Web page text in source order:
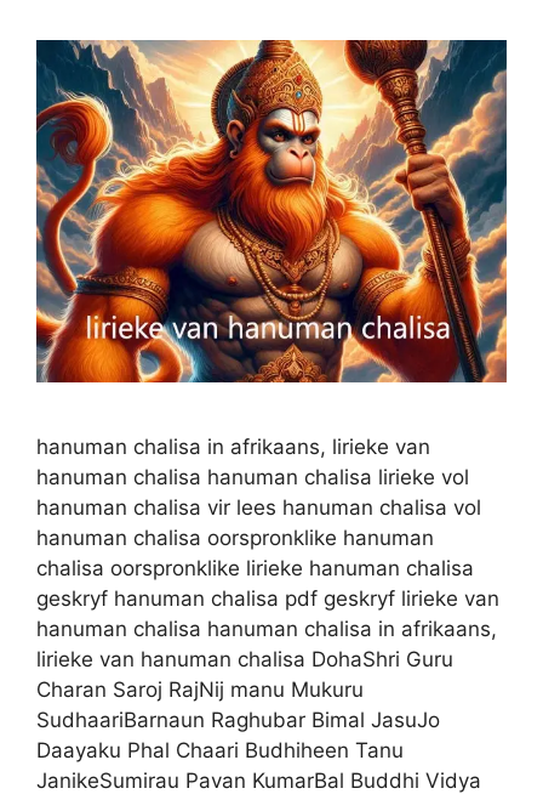
hanuman chalisa in afrikaans, lirieke van
hanuman chalisa hanuman chalisa lirieke vol
hanuman chalisa vir lees hanuman chalisa vol
hanuman chalisa oorspronklike hanuman
chalisa oorspronklike lirieke hanuman chalisa
geskryf hanuman chalisa pdf geskryf lirieke van
hanuman chalisa hanuman chalisa in afrikaans,
lirieke van hanuman chalisa DohaShri Guru
Charan Saroj RajNij manu Mukuru
SudhaariBarnaun Raghubar Bimal JasuJo
Daayaku Phal Chaari Budhiheen Tanu
JanikeSumirau Pavan KumarBal Buddhi Vidya